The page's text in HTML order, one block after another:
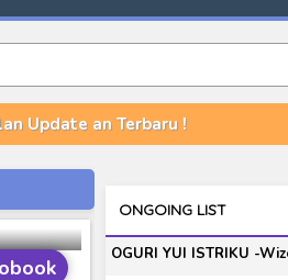
Update an Terbaru !
ONGOING LIST
OGURI YUI ISTRIKU -